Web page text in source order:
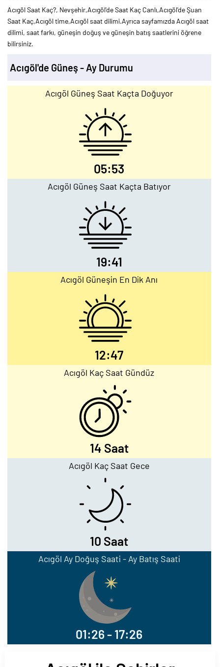
Acıgöl Saat Kaç?, Nevşehir,Acıgöl'de Saat Kaç Canlı,Acıgöl'de Şuan
Saat Kaç,Acıgöl time,Acıgöl saat dilimi.Ayrıca sayfamızda Acıgöl saat
dilimi, saat farkı, güneşin doğuş ve güneşin batış saatlerini öğrene
bilirsiniz.
Acıgöl'de Güneş - Ay Durumu
Acıgöl Güneş Saat Kaçta Doğuyor
05:53
Acıgöl Güneş Saat Kaçta Batıyor
19:41
Acıgöl Güneşin En Dik Anı
12:47
Acıgöl Kaç Saat Gündüz
14 Saat
Acıgöl Kaç Saat Gece
10 Saat
Acıgöl Ay Doğuş Saati - Ay Batış Saati
01:26 - 17:26